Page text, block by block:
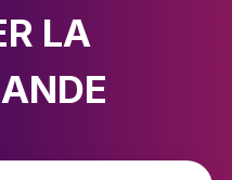
LA